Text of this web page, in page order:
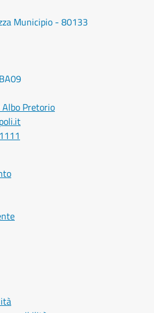
Municipio - 80133
Albo Pretorio